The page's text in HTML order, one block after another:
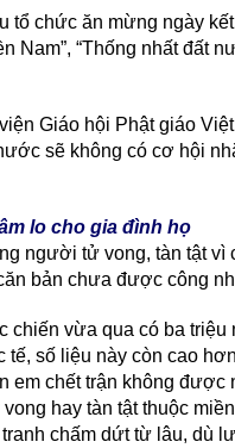
chức ăn mừng ngày
Nam”, “Thống nhất đất
Giáo hội Phật giáo
sẽ không có cơ hội
lo cho gia đình họ
người tử vong, tàn tật vì
bản chưa được công
chiến vừa qua có ba triệu
tế, số liệu này còn cao
em chết trận không được
hay tàn tật thuộc
chấm dứt từ lâu, dù